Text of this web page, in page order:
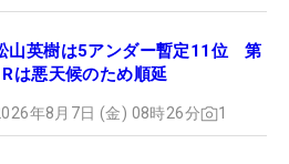
山英樹は5アンダー暫定11位 第
は悪天候のため順延
年8月7日 (金) 08時26分 1